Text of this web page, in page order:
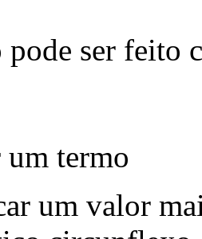
pode ser feito
um termo
um valor